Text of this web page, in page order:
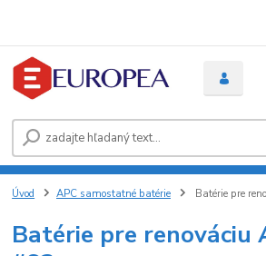
Úvod APC samostatné batérie Batérie pre
Batérie pre renováciu